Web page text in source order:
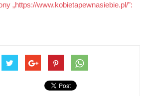
„https://www.kobietapewnasiebie.pl/”: